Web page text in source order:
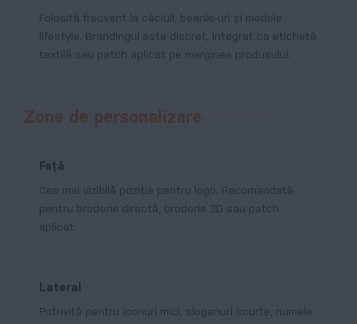
Folosită frecvent la căciuli, beanie-uri și modele
lifestyle. Brandingul este discret, integrat ca etichetă
textilă sau patch aplicat pe marginea produsului.
Zone de personalizare
Față
Cea mai vizibilă poziție pentru logo. Recomandată
pentru broderie directă, broderie 3D sau patch
aplicat.
Lateral
Potrivită pentru iconuri mici, sloganuri scurte, numele